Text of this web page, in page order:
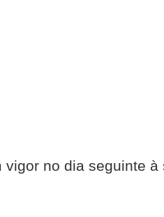
vigor no dia seguinte